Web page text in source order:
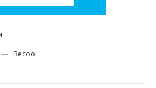
— Becool